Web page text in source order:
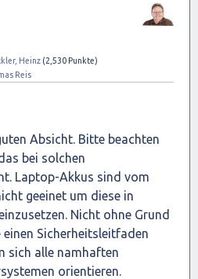
Heinz (2,530 Punkte)
Reis
Absicht. Bitte beachten
bei solchen
Laptop-Akkus sind vom
geeinet um diese in
Nicht ohne Grund
Sicherheitsleitfaden
sich alle namhaften
orientieren.